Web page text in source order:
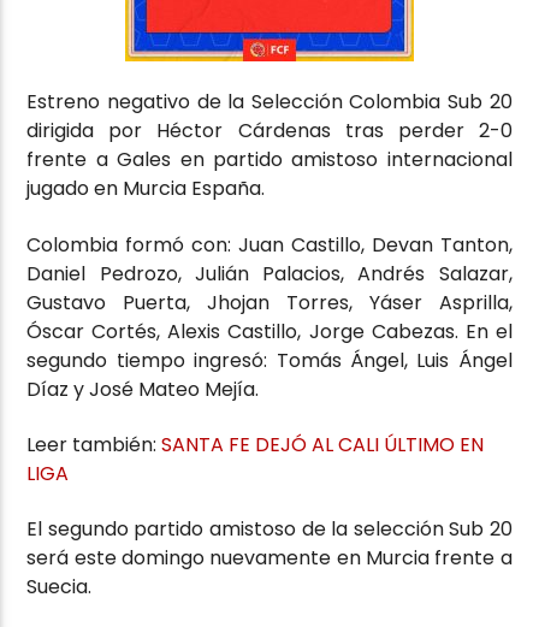
Estreno negativo de la Selección Colombia Sub 20
dirigida por Héctor Cárdenas tras perder 2-0
frente a Gales en partido amistoso internacional
jugado en Murcia España.
Colombia formó con: Juan Castillo, Devan Tanton,
Daniel Pedrozo, Julián Palacios, Andrés Salazar,
Gustavo Puerta, Jhojan Torres, Yáser Asprilla,
Óscar Cortés, Alexis Castillo, Jorge Cabezas. En el
segundo tiempo ingresó: Tomás Ángel, Luis Ángel
Díaz y José Mateo Mejía.
Leer también:SANTA FE DEJÓ AL CALI ÚLTIMO EN
LIGA
El segundo partido amistoso de la selección Sub 20
será este domingo nuevamente en Murcia frente a
Suecia.